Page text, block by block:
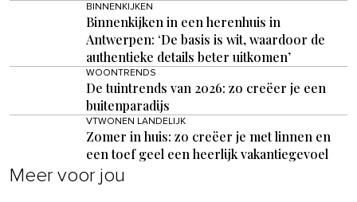
BINNENKIJKEN
Binnenkijken in een herenhuis in
Antwerpen: ‘De basis is wit, waardoor de
authentieke details beter uitkomen’
WOONTRENDS
De tuintrends van 2026: zo creëer je een
buitenparadijs
VTWONEN LANDELIJK
Zomer in huis: zo creëer je met linnen en
een toef geel een heerlijk vakantiegevoel
Meer voor jou